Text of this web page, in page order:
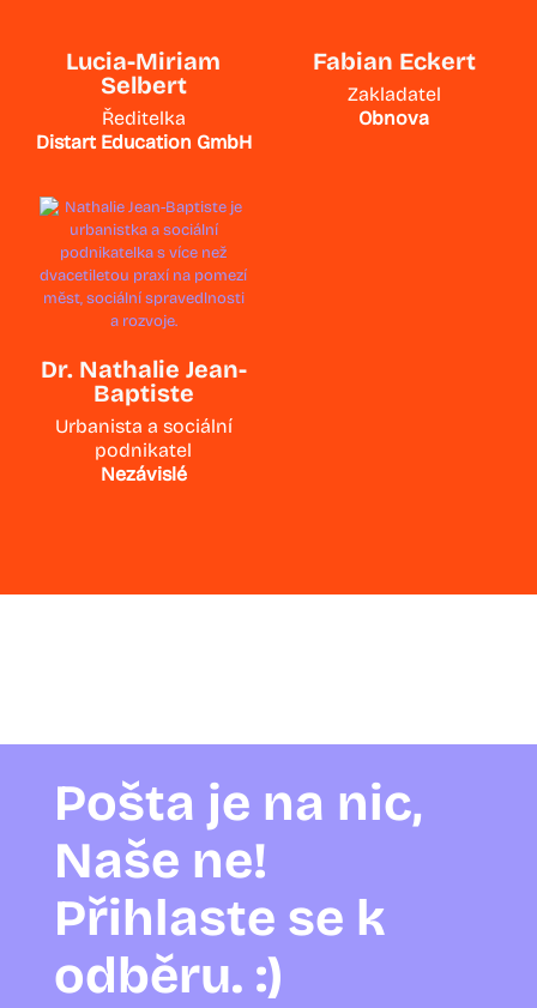
Lucia-Miriam
Selbert
Ředitelka
Distart Education GmbH
Fabian Eckert
Zakladatel
Obnova
Dr. Nathalie Jean-
Baptiste
Urbanista a sociální
podnikatel
Nezávislé
Pošta je na nic,
Naše ne!
Přihlaste se k
odběru. :)